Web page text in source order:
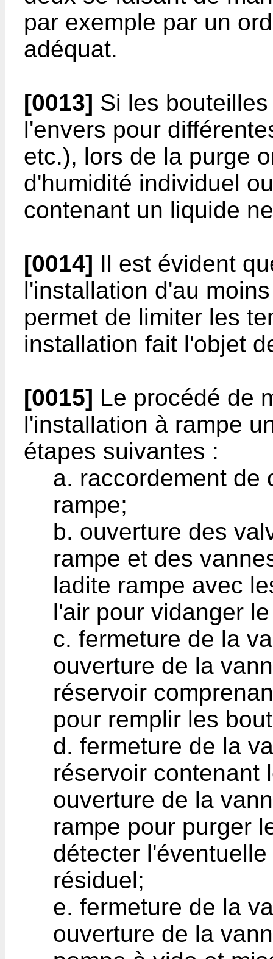
par exemple par un
adéquat.
[0013] Si les
l'envers pour
etc.), lors de la purge
d'humidité individuel
contenant un liquide
[0014] Il est évident
l'installation d'au
permet de limiter les
installation fait l'objet
[0015] Le procédé de
l'installation à rampe
étapes suivantes :
a. raccordement de
rampe;
b. ouverture des
rampe et des
ladite rampe avec
l'air pour vidanger
c. fermeture de la
ouverture de la
réservoir
pour remplir les
d. fermeture de la
réservoir contenant
ouverture de la
rampe pour purger
détecter
résiduel;
e. fermeture de la
ouverture de la